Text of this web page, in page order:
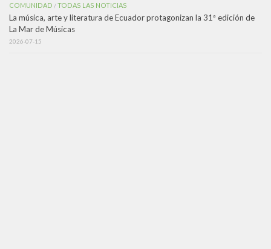
COMUNIDAD /TODAS LAS NOTICIAS
La música, arte y literatura de Ecuador protagonizan la 31ª edición de
La Mar de Músicas
2026-07-15